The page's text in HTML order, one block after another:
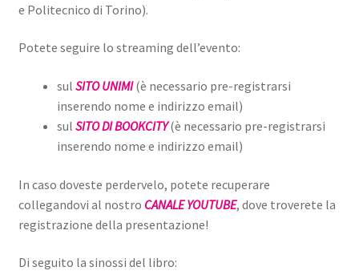
e Politecnico di Torino).
Potete seguire lo streaming dell’evento:
sul SITO UNIMI(è necessario pre-registrarsi
inserendo nome e indirizzo email)
sul SITO DI BOOKCITY(è necessario pre-registrarsi
inserendo nome e indirizzo email)
In caso doveste perdervelo, potete recuperare
collegandovi al nostro CANALE YOUTUBE, dove troverete la
registrazione della presentazione!
Di seguito la sinossi del libro: